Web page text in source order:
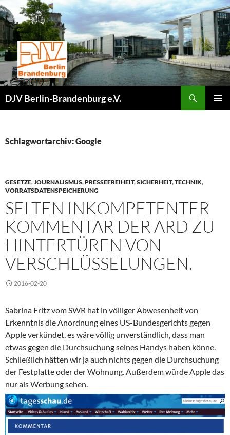
Zum
Inhalt
springen
DJV Berlin-Brandenburg e.V.
Schlagwortarchiv: Google
GESETZE,JOURNALISMUS,PRESSEFREIHEIT,SICHERHEIT,TECHNIK,
VORRATSDATENSPEICHERUNG
SELTEN INKOMPETENTER
KOMMENTAR DER ARD ZU
HINTERTÜREN VON
VERSCHLÜSSELUNGEN.
2016-02-20
Sabrina Fritz vom SWR hat in völliger Abwesenheit von
Erkenntnis die Anordnung eines US-Bundesgerichts gegen
Apple verkündet, es wäre völlig unverständlich, dass man
etwas gegen die Durchsuchung seines Handys haben könne.
Schließlich hätten wir ja auch nichts gegen die Durchsuchung
der Festplatte oder der Wohnung. Außerdem würde Apple das
nur als Werbung sehen.